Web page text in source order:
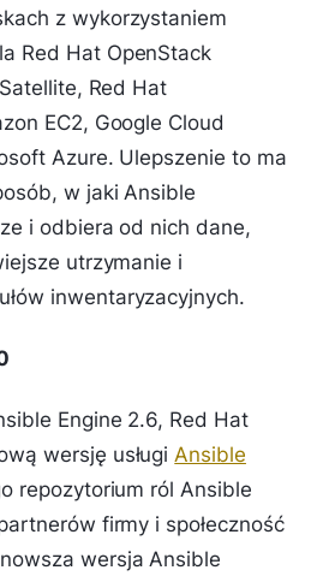
z wykorzystaniem
Red Hat OpenStack
Red Hat
EC2, Google Cloud
Azure. Ulepszenie to ma
w jaki Ansible
i odbiera od nich dane,
utrzymanie i
inwentaryzacyjnych.
Engine 2.6, Red Hat
wersję usługi Ansible
repozytorium ról Ansible
firmy i społeczność
wersja Ansible